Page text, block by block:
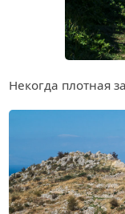
Некогда плотная